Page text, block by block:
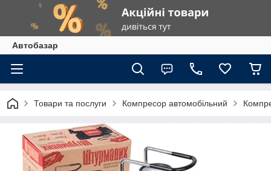
Автобазар
Товари та послуги Компресор автомобільний